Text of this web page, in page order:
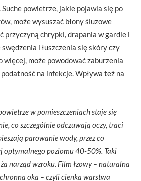
powietrze, jakie pojawia się po
może wysuszać błony śluzowe
przyczyną chrypki, drapania w gardle i
i łuszczenia się skóry czy
więcej, może powodować zaburzenia
na infekcje. Wpływa też na
w pomieszczeniach staje się
co szczególnie odczuwają oczy, traci
parowanie wody, przez co
optymalnego poziomu 40-50%. Taki
narząd wzroku. Film łzowy – naturalna
oka – czyli cienka warstwa